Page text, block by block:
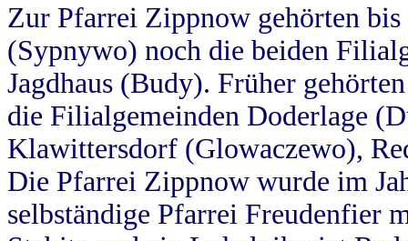
Zur Pfarrei Zippnow gehörten
(Sypnywo) noch die beiden
Jagdhaus (Budy). Früher
die Filialgemeinden Doderlage
Klawittersdorf (Glowaczewo),
Die Pfarrei Zippnow wurde im
selbständige Pfarrei Freudenfier